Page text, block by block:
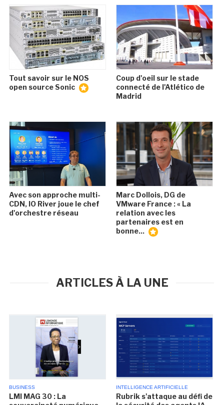
Tout savoir sur le NOS
open source Sonic
Coup d'oeil sur le stade
connecté de l'Atlético de
Madrid
Avec son approche multi-
CDN, IO River joue le chef
d'orchestre réseau
Marc Dollois, DG de
VMware France : « La
relation avec les
partenaires est en
bonne...
ARTICLES À LA UNE
BUSINESS
LMI MAG 30 : La
INTELLIGENCE ARTIFICIELLE
Rubrik s'attaque au défi de